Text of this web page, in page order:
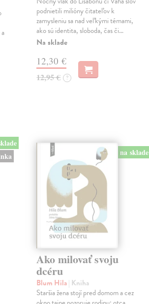
podnietili milióny čitateľov k
zamysleniu sa nad veľkými témami,
ako sú identita, sloboda, čas či…
Na sklade
12,30 €
12,95 € ?
na sklade
Ako milovať svoju
dcéru
Blum Hila| Kniha
Staršia žena stojí pred domom a cez